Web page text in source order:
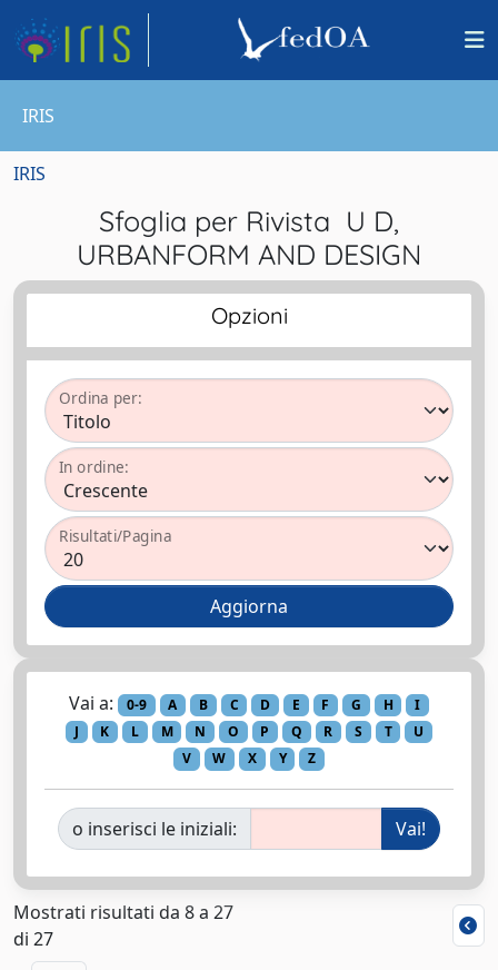
IRIS
IRIS
Sfoglia per Rivista U D,
URBANFORM AND DESIGN
Opzioni
Ordina per:
In ordine:
Risultati/Pagina
Vai a: 0-9 A B C D E F G H
I
J
K L M N O P Q R S T
U
V
W X Y Z
o inserisci le iniziali:
Mostrati risultati da 8 a 27
di 27